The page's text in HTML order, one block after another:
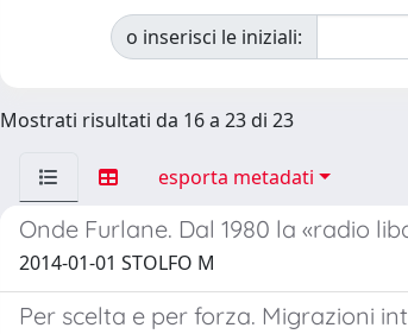
o inserisci le iniziali:
Mostrati risultati da 16 a 23 di 23
esporta metadati
Onde Furlane. Dal 1980 la «radio
2014-01-01 STOLFO M
Per scelta e per forza. Migrazioni